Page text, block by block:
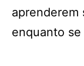
aprenderem
enquanto